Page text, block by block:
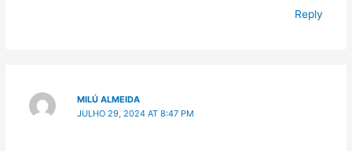
Reply
MILÚ ALMEIDA
JULHO 29, 2024 AT 8:47 PM